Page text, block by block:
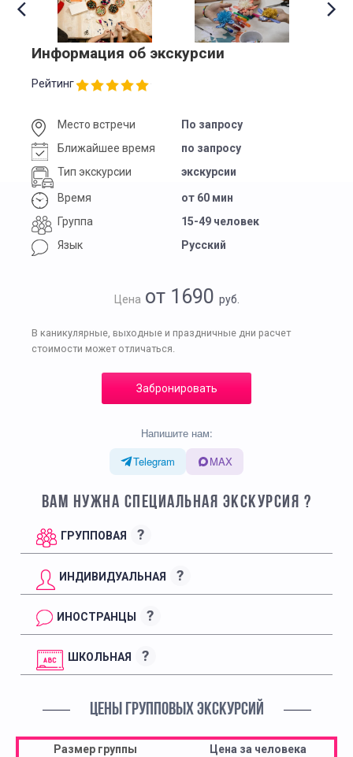
Информация об экскурсии
Рейтинг
Место встречи
По запросу
Ближайшее время
по запросу
Тип экскурсии
экскурсии
Время
от 60 мин
Группа
15-49 человек
Язык
Русский
Цена от 1690 руб.
В каникулярные, выходные и праздничные дни расчет
стоимости может отличаться.
Забронировать
Напишите нам:
Telegram
MAX
ВАМ НУЖНА СПЕЦИАЛЬНАЯ ЭКСКУРСИЯ ?
ГРУППОВАЯ ?
ИНДИВИДУАЛЬНАЯ ?
ИНОСТРАНЦЫ ?
ШКОЛЬНАЯ ?
ЦЕНЫ ГРУППОВЫХ ЭКСКУРСИЙ
Размер группы
Цена за человека